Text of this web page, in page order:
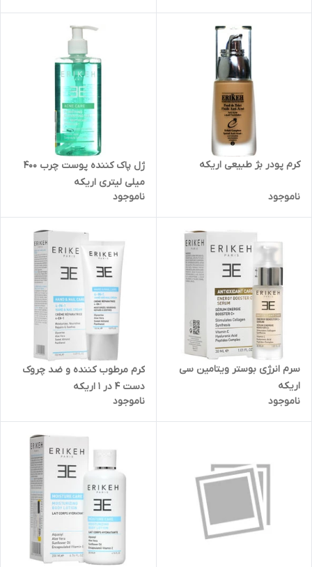
کرم پودر بژ طبیعی اریکه
ناموجود
ژل پاک کننده پوست چرب 400
میلی لیتری اریکه
ناموجود
سرم انرژی بوستر ویتامین سی
اریکه
ناموجود
کرم مرطوب کننده و ضد چروک
دست 4 در 1 اریکه
ناموجود